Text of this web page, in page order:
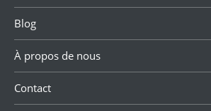
conducteur, il a
peu d'effe...
débit
classique q...
Blog
À propos de nous
Contact